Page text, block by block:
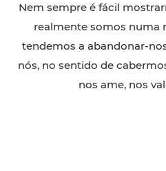
Nem sempre é fácil
realmente somos numa
tendemos a abandonar-
nós, no sentido de
nos ame, nos